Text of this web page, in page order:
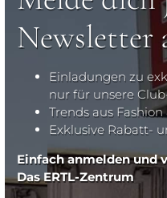
Newsletter
Einladungen zu
nur für unsere
Trends aus
Exklusive Rabatt-
Einfach anmelden und
Das ERTL-Zentrum